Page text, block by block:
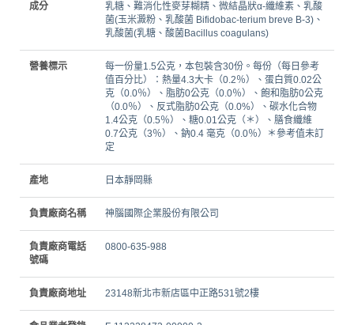
成分
乳糖、難消化性麥芽糊精、微結晶狀α-纖維素、乳酸
菌(玉米澱粉、乳酸菌 Bifidobac-terium breve B-3)、
乳酸菌(乳糖、酸菌Bacillus coagulans)
營養標示
每一份量1.5公克，本包裝含30份。每份（每日參考
值百分比）：熱量4.3大卡（0.2％）、蛋白質0.02公
克（0.0％）、脂肪0公克（0.0％）、飽和脂肪0公克
（0.0％）、反式脂肪0公克（0.0%）、碳水化合物
1.4公克（0.5％）、糖0.01公克（＊）、膳食纖維
0.7公克（3％）、鈉0.4 毫克（0.0％）＊參考值未訂
定
產地 日本靜岡縣
負責廠商名稱 神腦國際企業股份有限公司
負責廠商電話
號碼
0800-635-988
負責廠商地址 23148新北市新店區中正路531號2樓